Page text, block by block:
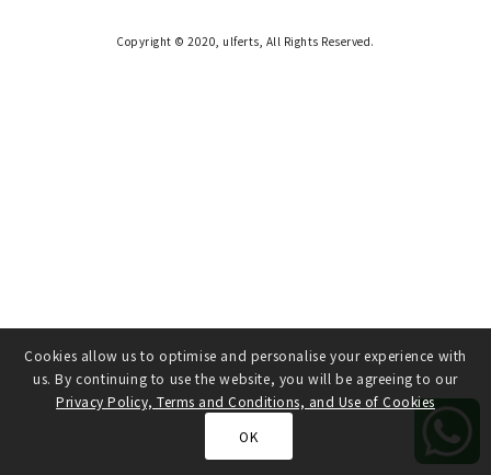
Copyright © 2020, ulferts, All Rights Reserved.
Cookies allow us to optimise and personalise your experience with
us. By continuing to use the website, you will be agreeing to our
Privacy Policy, Terms and Conditions, and Use of Cookies
OK